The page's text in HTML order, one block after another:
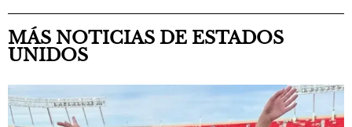
MÁS NOTICIAS DE ESTADOS
UNIDOS